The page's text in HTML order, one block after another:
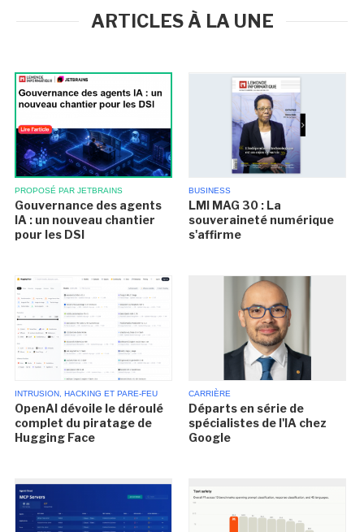
ARTICLES À LA UNE
PROPOSÉ PAR JETBRAINS
Gouvernance des agents
IA : un nouveau chantier
pour les DSI
BUSINESS
LMI MAG 30 : La
souveraineté numérique
s'affirme
INTRUSION, HACKING ET PARE-FEU
OpenAI dévoile le déroulé
complet du piratage de
Hugging Face
CARRIÈRE
Départs en série de
spécialistes de l'IA chez
Google